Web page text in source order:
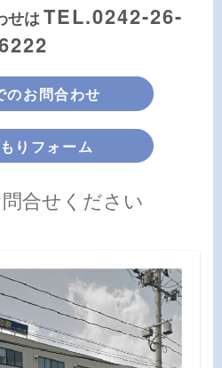
せはTEL.0242-26-
のお問合わせ
りフォーム
合せください